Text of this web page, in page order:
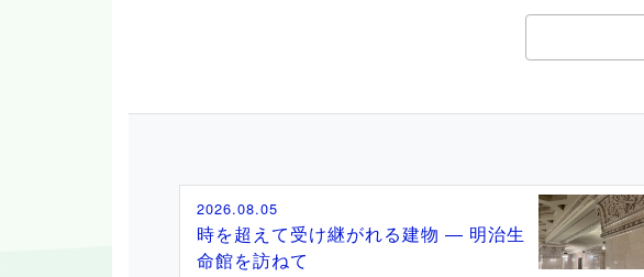
2026.08.05
時を超えて受け継がれる建物 ― 明治生
命館を訪ねて